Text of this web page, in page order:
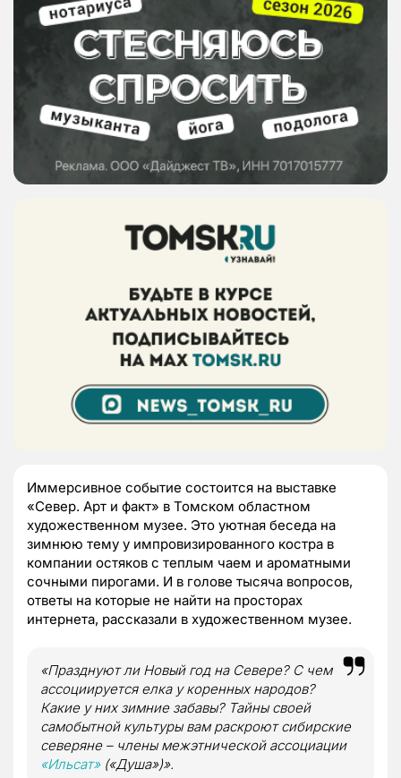
Иммерсивное событие состоится на выставке
«Север. Арт и факт» в Томском областном
художественном музее. Это уютная беседа на
зимнюю тему у импровизированного костра в
компании остяков с теплым чаем и ароматными
сочными пирогами. И в голове тысяча вопросов,
ответы на которые не найти на просторах
интернета, рассказали в художественном музее.
«Празднуют ли Новый год на Севере? С чем
ассоциируется елка у коренных народов?
Какие у них зимние забавы? Тайны своей
самобытной культуры вам раскроют сибирские
северяне – члены межэтнической ассоциации
«Ильсат»(«Душа»)».